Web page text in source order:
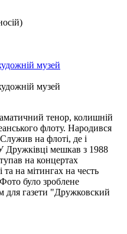
музей
музей
тенор, колишній
флоту. Народився
на флоті, де і
мешкав з 1988
на концертах
та на мітингах на честь
було зроблене
для газети "Дружковский